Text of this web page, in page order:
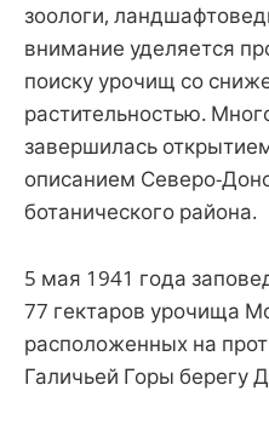
зоологи,
внимание уделяется
поиску урочищ со
растительностью.
завершилась
описанием Северо-
ботанического района.
5 мая 1941 года
77 гектаров урочища
расположенных на
Галичьей Горы берегу